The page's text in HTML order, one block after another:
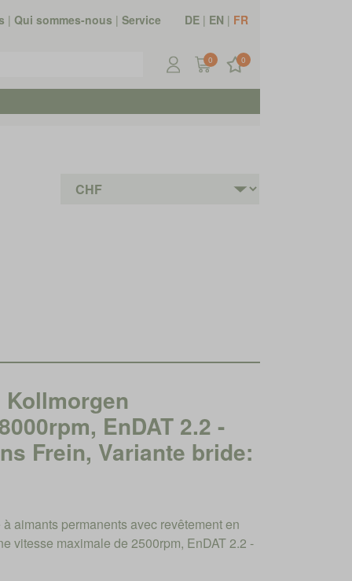
| Qui sommes-nous | Service DE | EN | FR
0 0
Kollmorgen
EnDAT 2.2 -
Frein, Variante bride:
aimants permanents avec revêtement en
vitesse maximale de 2500rpm, EnDAT 2.2 -